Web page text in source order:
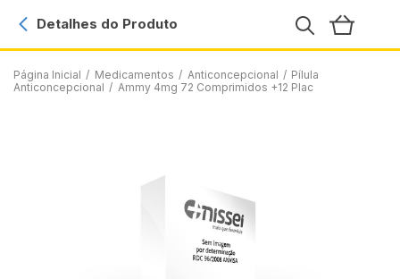
Página Inicial / Medicamentos / Anticoncepcional / Pílula
Anticoncepcional / Ammy 4mg 72 Comprimidos +12 Plac
Detalhes do Produto